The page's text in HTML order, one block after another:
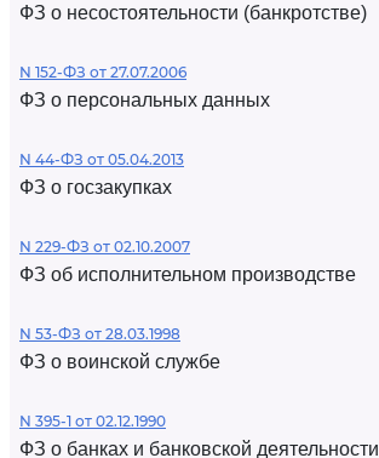
ФЗ о несостоятельности (банкротстве)
N 152-ФЗ от 27.07.2006
ФЗ о персональных данных
N 44-ФЗ от 05.04.2013
ФЗ о госзакупках
N 229-ФЗ от 02.10.2007
ФЗ об исполнительном производстве
N 53-ФЗ от 28.03.1998
ФЗ о воинской службе
N 395-1 от 02.12.1990
ФЗ о банках и банковской деятельности